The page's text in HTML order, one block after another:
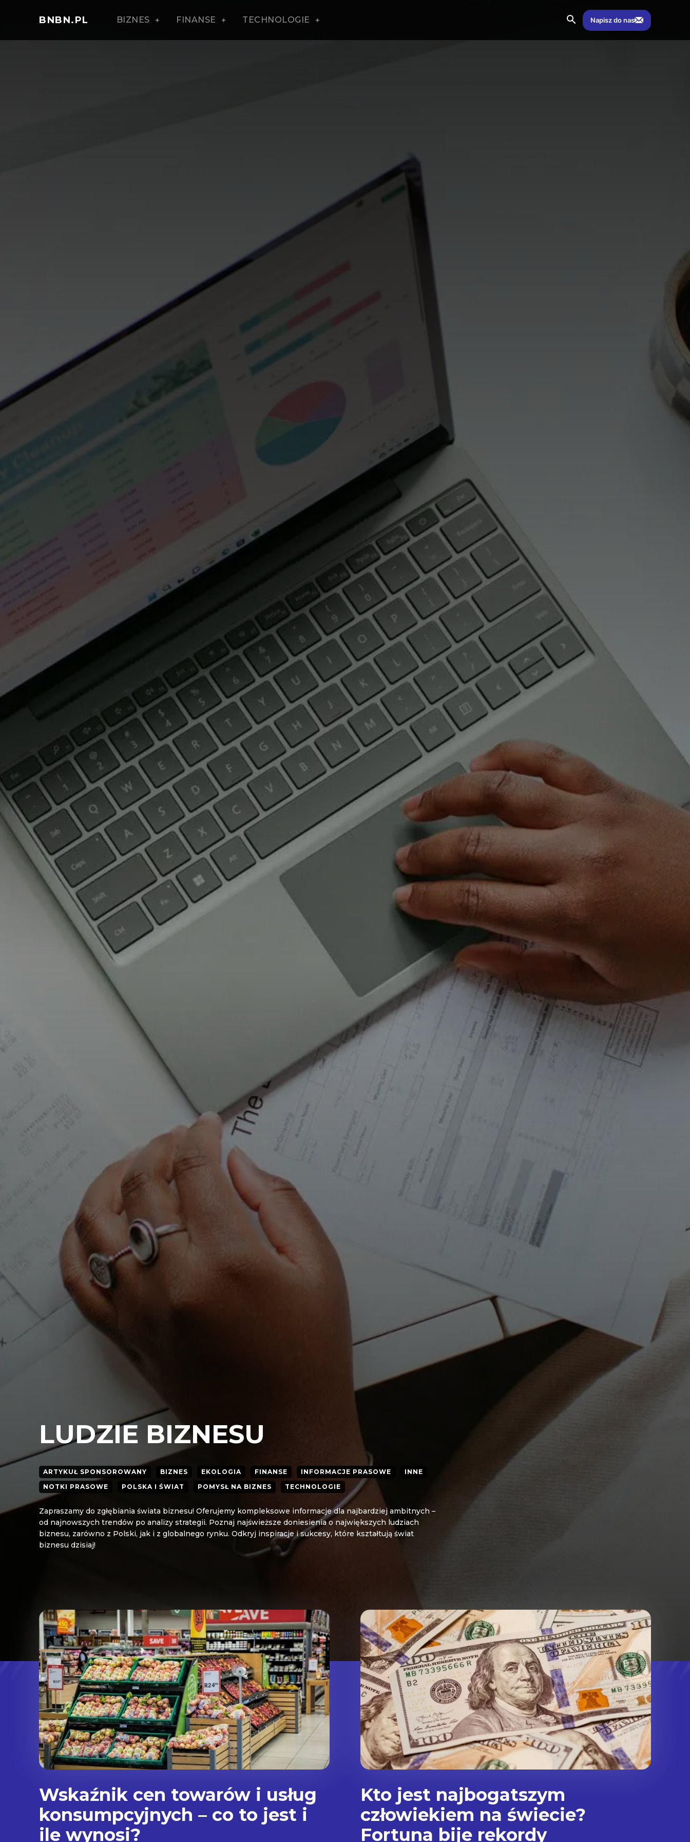
BNBN.PL BIZNES FINANSE TECHNOLOGIE Napisz do nas
LUDZIE BIZNESU
ARTYKUŁ SPONSOROWANY BIZNES EKOLOGIA FINANSE INFORMACJE PRASOWE
INNE
NOTKI PRASOWE
POLSKA I ŚWIAT POMYSŁ NA BIZNES TECHNOLOGIE
Zapraszamy do zgłębiania świata biznesu! Oferujemy kompleksowe informacje dla najbardziej ambitnych –
od najnowszych trendów po analizy strategii. Poznaj najświeższe doniesienia o największych ludziach
biznesu, zarówno z Polski, jak i z globalnego rynku. Odkryj inspiracje i sukcesy, które kształtują świat
biznesu dzisiaj!
Wskaźnik cen towarów i usług
konsumpcyjnych – co to jest i
ile wynosi?
Kto jest najbogatszym
człowiekiem na świecie?
Fortuna bije rekordy